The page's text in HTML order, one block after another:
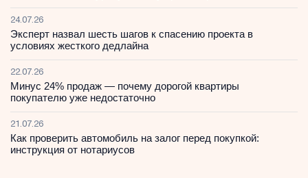
24.07.26
Эксперт назвал шесть шагов к спасению проекта в
условиях жесткого дедлайна
22.07.26
Минус 24% продаж — почему дорогой квартиры
покупателю уже недостаточно
21.07.26
Как проверить автомобиль на залог перед покупкой:
инструкция от нотариусов